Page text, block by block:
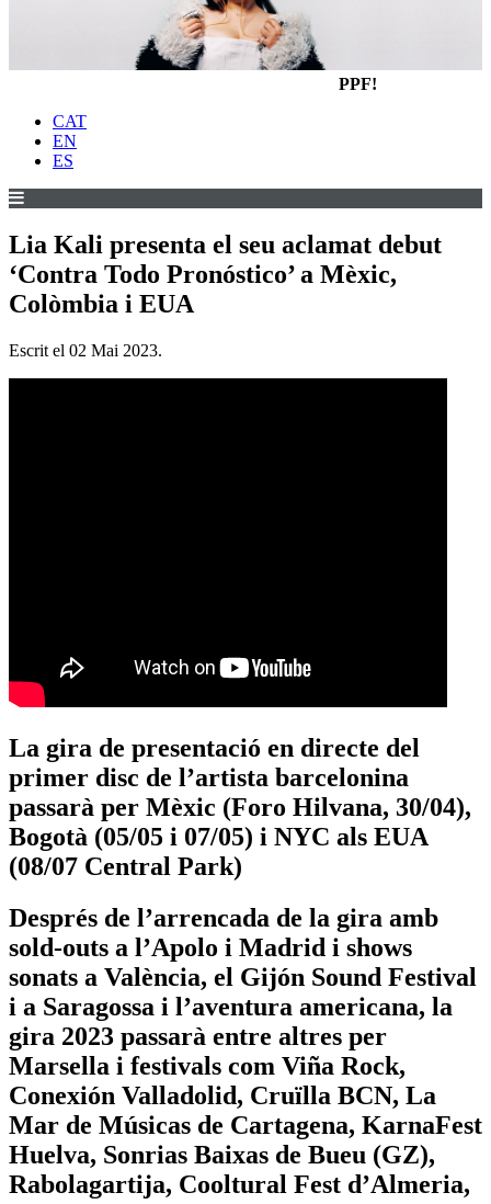
PPF!
CAT
EN
ES
Lia Kali presenta el seu aclamat debut
‘Contra Todo Pronóstico’ a Mèxic,
Colòmbia i EUA
Escrit el 02 Mai 2023.
La gira de presentació en directe del
primer disc de l’artista barcelonina
passarà per Mèxic (Foro Hilvana, 30/04),
Bogotà (05/05 i 07/05) i NYC als EUA
(08/07 Central Park)
Després de l’arrencada de la gira amb
sold-outs a l’Apolo i Madrid i shows
sonats a València, el Gijón Sound Festival
i a Saragossa i l’aventura americana, la
gira 2023 passarà entre altres per
Marsella i festivals com Viña Rock,
Conexión Valladolid, Cruïlla BCN, La
Mar de Músicas de Cartagena, KarnaFest
Huelva, Sonrias Baixas de Bueu (GZ),
Rabolagartija, Cooltural Fest d’Almeria,